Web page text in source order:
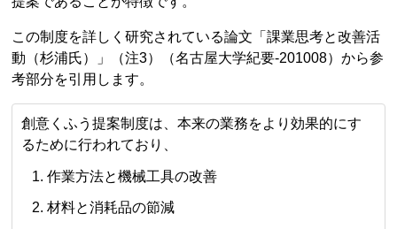
この制度を詳しく研究されている論文「課業思考と改善活
動（杉浦氏）」（注3）（名古屋大学紀要-201008）から参
考部分を引用します。
創意くふう提案制度は、本来の業務をより効果的にす
るために行われており、
作業方法と機械工具の改善
材料と消耗品の節減